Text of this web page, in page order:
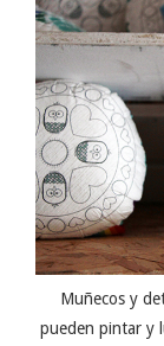
Muñecos y
pueden pintar y